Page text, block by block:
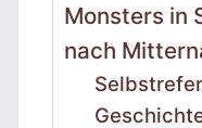
Monsters in
nach